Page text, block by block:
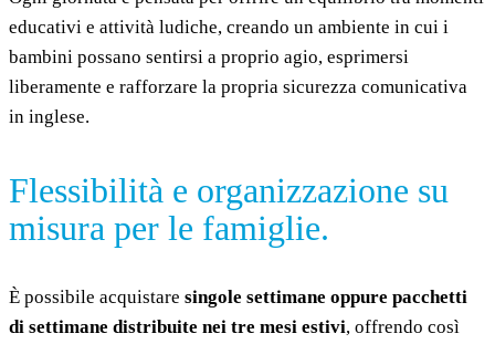
educativi e attività ludiche, creando un ambiente in cui i
bambini possano sentirsi a proprio agio, esprimersi
liberamente e rafforzare la propria sicurezza comunicativa
in inglese.
Flessibilità e organizzazione su
misura per le famiglie.
È possibile acquistare singole settimane oppure pacchetti
di settimane distribuite nei tre mesi estivi, offrendo così